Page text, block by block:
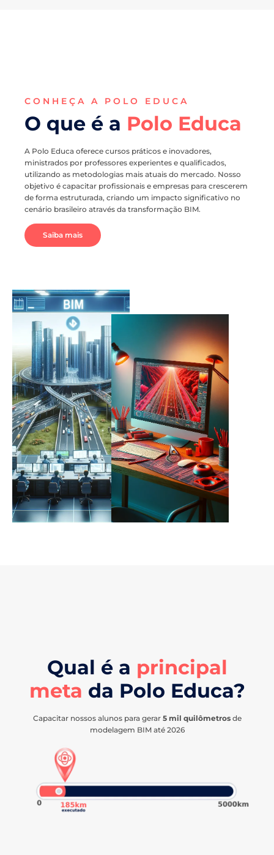
CONHEÇA A POLO EDUCA
O que é a Polo Educa
A Polo Educa oferece cursos práticos e inovadores,
ministrados por professores experientes e qualificados,
utilizando as metodologias mais atuais do mercado. Nosso
objetivo é capacitar profissionais e empresas para crescerem
de forma estruturada, criando um impacto significativo no
cenário brasileiro através da transformação BIM.
Saiba mais
Qual é a principal
meta da Polo Educa?
Capacitar nossos alunos para gerar 5 mil quilômetrosde
modelagem BIM até 2026